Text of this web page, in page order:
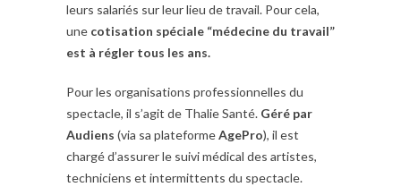
leurs salariés sur leur lieu de travail. Pour cela,
une cotisation spéciale “médecine du travail”
est à régler tous les ans.
Pour les organisations professionnelles du
spectacle, il s’agit de Thalie Santé. Géré par
Audiens (via sa plateformeAgePro), il est
chargé d’assurer le suivi médical des artistes,
techniciens et intermittents du spectacle.